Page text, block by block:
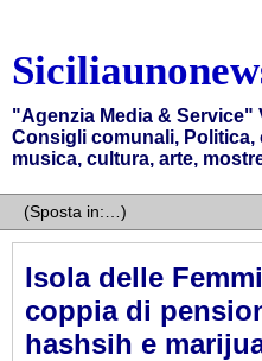
"Agenzia Media & Service"
Consigli comunali,
musica, cultura, arte,
Isola delle
coppia di
hashsih e